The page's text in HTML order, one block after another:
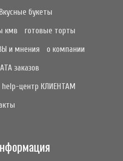
Вкусные букеты
кмв
готовые торты
и мнения
о компании
заказов
help-центр КЛИЕНТАМ